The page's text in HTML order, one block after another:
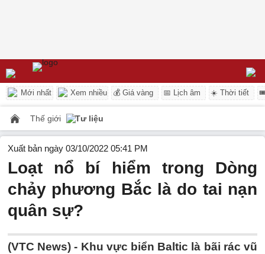
Mới nhất Xem nhiều 💰 Giá vàng 📅 Lịch âm ☀️ Thời tiết
Thế giới Tư liệu
Xuất bản ngày 03/10/2022 05:41 PM
Loạt nổ bí hiểm trong Dòng
chảy phương Bắc là do tai nạn
quân sự?
(VTC News) - Khu vực biển Baltic là bãi rác vũ